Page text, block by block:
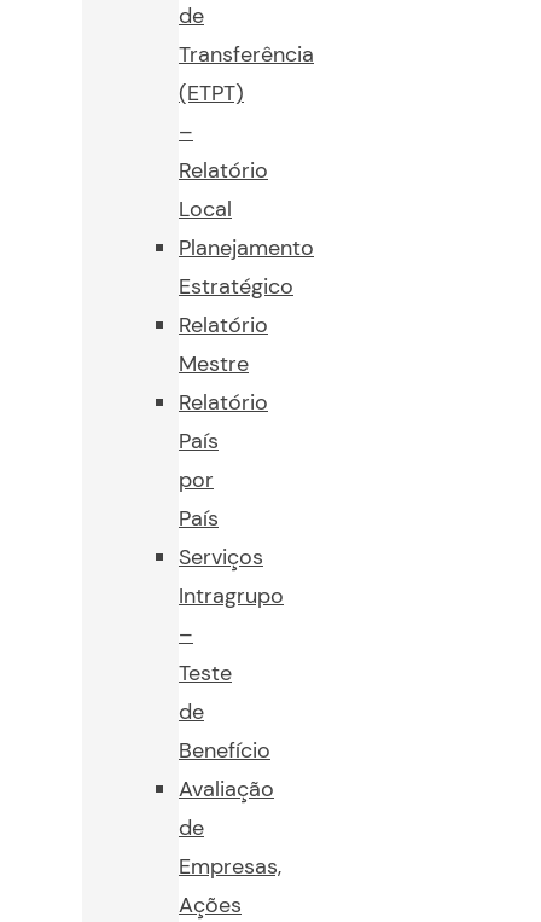
de
Transferência
(ETPT)
–
Relatório
Local
Planejamento
Estratégico
Relatório
Mestre
Relatório
País
por
País
Serviços
Intragrupo
–
Teste
de
Benefício
Avaliação
de
Empresas,
Ações